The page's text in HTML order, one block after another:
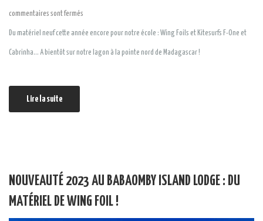
commentaires sont fermés
Du matériel neuf cette année encore pour notre école : Wing Foils et Kitesurfs F-One et
Cabrinha… A bientôt sur notre lagon à la pointe nord de Madagascar !
Lire la suite
NOUVEAUTÉ 2023 AU BABAOMBY ISLAND LODGE : DU
MATÉRIEL DE WING FOIL !